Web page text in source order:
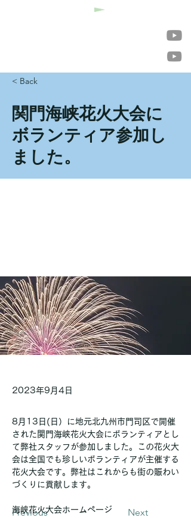
< Back
関門海峡花火大会に
ボランティア参加し
ました。
2023年9月4日
Previous Next
8月13日(日）に地元北九州市門司区で開催
された関門海峡花火大会にボランティアとし
て弊社スタッフが参加しました。この花火大
会は全国でも珍しいボランティアが主催する
花火大会です。弊社はこれからも街の賑わい
づくりに貢献します。
海峡花火大会ホームページ